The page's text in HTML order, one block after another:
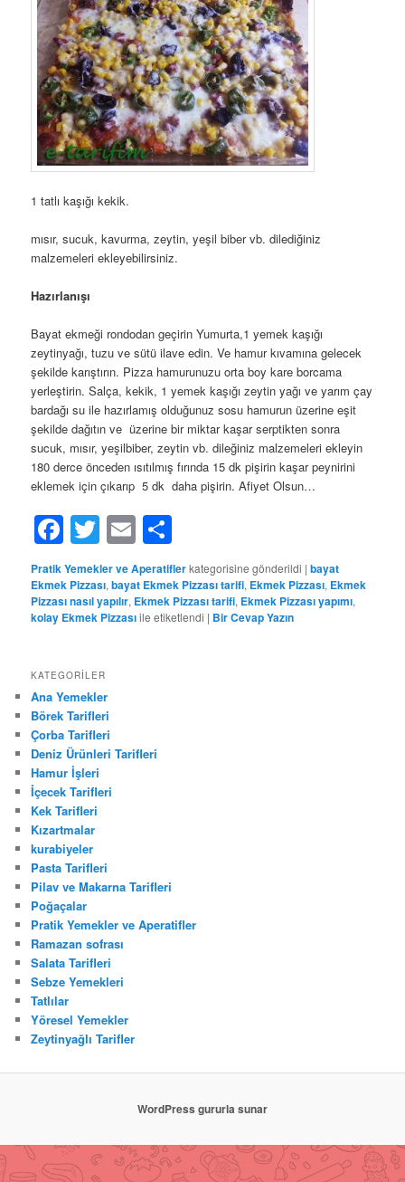
1 tatlı kaşığı kekik.
mısır, sucuk, kavurma, zeytin, yeşil biber vb. dilediğiniz
malzemeleri ekleyebilirsiniz.
Hazırlanışı
Bayat ekmeği rondodan geçirin Yumurta,1 yemek kaşığı
zeytinyağı, tuzu ve sütü ilave edin. Ve hamur kıvamına gelecek
şekilde karıştırın. Pizza hamurunuzu orta boy kare borcama
yerleştirin. Salça, kekik, 1 yemek kaşığı zeytin yağı ve yarım çay
bardağı su ile hazırlamış olduğunuz sosu hamurun üzerine eşit
şekilde dağıtın ve üzerine bir miktar kaşar serptikten sonra
sucuk, mısır, yeşilbiber, zeytin vb. dileğiniz malzemeleri ekleyin
180 derce önceden ısıtılmış fırında 15 dk pişirin kaşar peynirini
eklemek için çıkarıp 5 dk daha pişirin. Afiyet Olsun…
Facebook
Twitter
Email
Pratik Yemekler ve Aperatiflerkategorisine gönderildi |bayat
Ekmek Pizzası,bayat Ekmek Pizzası tarifi, Ekmek Pizzası, Ekmek
Pizzası nasıl yapılır, Ekmek Pizzası tarifi, Ekmek Pizzası yapımı,
kolay Ekmek Pizzasıile etiketlendi | Bir Cevap Yazın
KATEGORILER
Ana Yemekler
Börek Tarifleri
Çorba Tarifleri
Deniz Ürünleri Tarifleri
Hamur İşleri
İçecek Tarifleri
Kek Tarifleri
Kızartmalar
kurabiyeler
Pasta Tarifleri
Pilav ve Makarna Tarifleri
Poğaçalar
Pratik Yemekler ve Aperatifler
Ramazan sofrası
Salata Tarifleri
Sebze Yemekleri
Tatlılar
Yöresel Yemekler
Zeytinyağlı Tarifler
WordPress gururla sunar